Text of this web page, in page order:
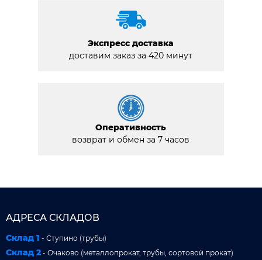
Экспресс доставка
доставим заказ за 420 минут
Оперативность
возврат и обмен за 7 часов
АДРЕСА СКЛАДОВ
Склад 1 - Ступино (трубы)
Склад 2 - Очаково (металлопрокат, трубы, сортовой прокат)